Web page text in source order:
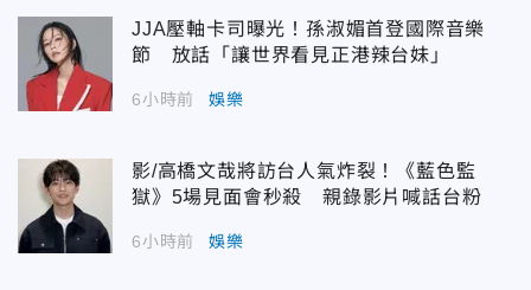
JJA壓軸卡司曝光！孫淑媚首登國際音樂
節 放話「讓世界看見正港辣台妹」
6小時前 娛樂
影/高橋文哉將訪台人氣炸裂！《藍色監
獄》5場見面會秒殺 親錄影片喊話台粉
6小時前 娛樂